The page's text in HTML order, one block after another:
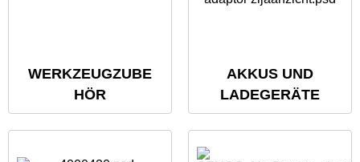
WERKZEUGZUBE
HÖR
AKKUS UND
LADEGERÄTE